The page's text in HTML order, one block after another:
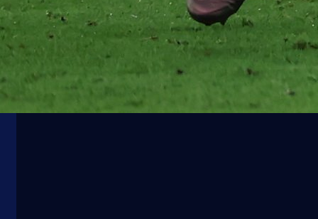
FINALE SVJETSKOG PRVENSTVA: Ovo su
postave!
3 godina 7 mjesec